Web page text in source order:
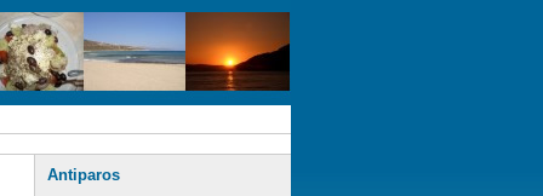
Antiparos